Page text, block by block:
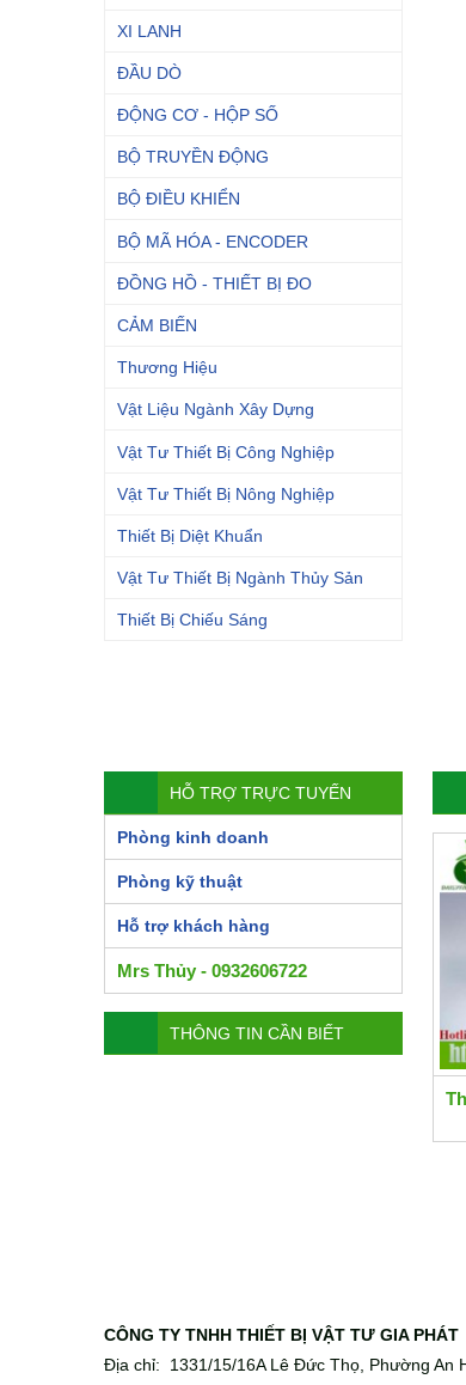
XI LANH
ĐẦU DÒ
ĐỘNG CƠ - HỘP SỐ
BỘ TRUYỀN ĐỘNG
BỘ ĐIỀU KHIỂN
BỘ MÃ HÓA - ENCODER
ĐỒNG HỒ - THIẾT BỊ ĐO
CẢM BIẾN
Thương Hiệu
Vật Liệu Ngành Xây Dựng
Vật Tư Thiết Bị Công Nghiệp
Vật Tư Thiết Bị Nông Nghiệp
Thiết Bị Diệt Khuẩn
Vật Tư Thiết Bị Ngành Thủy Sản
Thiết Bị Chiếu Sáng
HỖ TRỢ TRỰC TUYẾN
Phòng kinh doanh
Phòng kỹ thuật
Hỗ trợ khách hàng
Mrs Thủy - 0932606722
THÔNG TIN CẦN BIẾT
CÔNG TY TNHH THIẾT BỊ VẬT TƯ GIA PHÁT
Địa chỉ: 1331/15/16A Lê Đức Thọ, Phường An